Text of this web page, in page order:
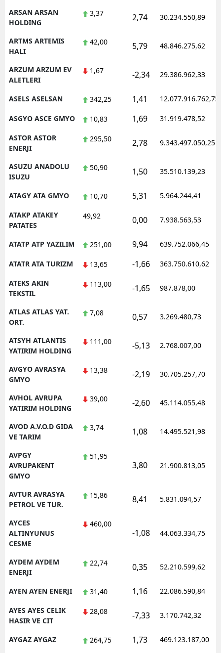
ARSAN ARSAN
HOLDING
3,37 2,74 30.234.550,89
ARTMS ARTEMIS
HALI
42,00 5,79 48.846.275,62
ARZUM ARZUM EV
ALETLERI
1,67 -2,34 29.386.962,33
ASELS ASELSAN 342,25 1,41 12.077.916.762,75
ASGYO ASCE GMYO 10,83 1,69 31.919.478,52
ASTOR ASTOR
ENERJI
295,50 2,78 9.343.497.050,25
ASUZU ANADOLU
ISUZU
50,90 1,50 35.510.139,23
ATAGY ATA GMYO 10,70 5,31 5.964.244,41
ATAKP ATAKEY
PATATES
49,92 0,00 7.938.563,53
ATATP ATP YAZILIM 251,00 9,94 639.752.066,45
ATATR ATA TURIZM 13,65 -1,66 363.750.610,62
ATEKS AKIN
TEKSTIL
113,00 -1,65 987.878,00
ATLAS ATLAS YAT.
ORT.
7,08 0,57 3.269.480,73
ATSYH ATLANTIS
YATIRIM HOLDING
111,00 -5,13 2.768.007,00
AVGYO AVRASYA
GMYO
13,38 -2,19 30.705.257,70
AVHOL AVRUPA
YATIRIM HOLDING
39,00 -2,60 45.114.055,48
AVOD A.V.O.D GIDA
VE TARIM
3,74 1,08 14.495.521,98
AVPGY
AVRUPAKENT
GMYO
51,95
3,80 21.900.813,05
AVTUR AVRASYA
PETROL VE TUR.
15,86 8,41 5.831.094,57
AYCES
ALTINYUNUS
CESME
460,00
-1,08 44.063.334,75
AYDEM AYDEM
ENERJI
22,74 0,35 52.210.599,62
AYEN AYEN ENERJI 31,40 1,16 22.086.590,84
AYES AYES CELIK
HASIR VE CIT
28,08 -7,33 3.170.742,32
AYGAZ AYGAZ 264,75 1,73 469.123.187,00